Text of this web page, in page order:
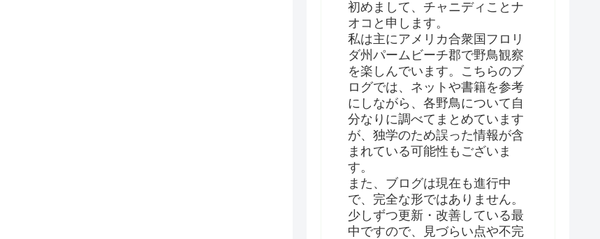
初めまして、チャニディことナ
オコと申します。
私は主にアメリカ合衆国フロリ
ダ州パームビーチ郡で野鳥観察
を楽しんでいます。こちらのブ
ログでは、ネットや書籍を参考
にしながら、各野鳥について自
分なりに調べてまとめています
が、独学のため誤った情報が含
まれている可能性もございま
す。
また、ブログは現在も進行中
で、完全な形ではありません。
少しずつ更新・改善している最
中ですので、見づらい点や不完